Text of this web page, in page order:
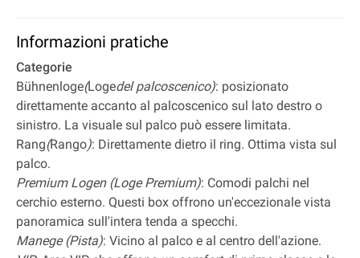
Informazioni pratiche
Categorie
Bühnenloge(Logedel palcoscenico): posizionato
direttamente accanto al palcoscenico sul lato destro o
sinistro. La visuale sul palco può essere limitata.
Rang(Rango): Direttamente dietro il ring. Ottima vista sul
palco.
Premium Logen (Loge Premium): Comodi palchi nel
cerchio esterno. Questi box offrono un'eccezionale vista
panoramica sull'intera tenda a specchi.
Manege (Pista): Vicino al palco e al centro dell'azione.